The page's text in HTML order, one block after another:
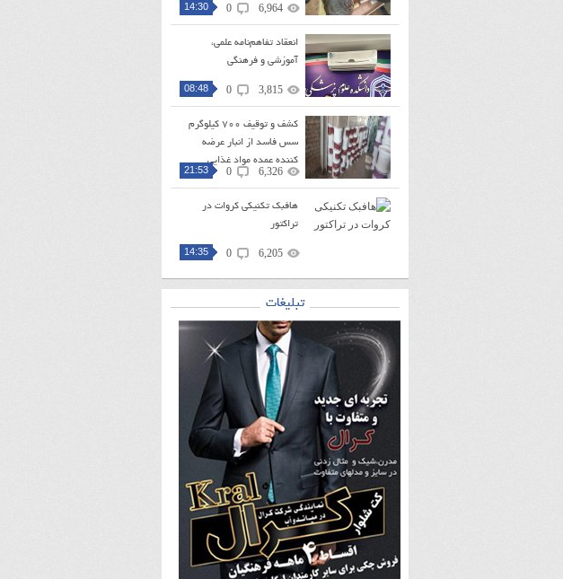
14:30 6,964
0
انعقاد تفاهم‌نامه علمی،
آموزشی و فرهنگی
08:48 3,815
0
کشف و توقیف ۷۰۰ کیلوگرم
سس فاسد از انبار عرضه
کننده عمده مواد غذایی
21:53 6,326
0
هافبک تکنیکی کروات در
تراکتور
14:35 6,205
0
تبلیغات